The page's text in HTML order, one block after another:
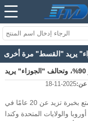
معدل التسليم في الوقت المحدد هو 90%، وتحالف "الجوزاء" يريد
"القسط" مرة أخرى
عن:2025-11-18
إنها شركة لوجستية تتمتع بخبرة تزيد عن 20 عامًا في
والولايات المتحدة وكندا